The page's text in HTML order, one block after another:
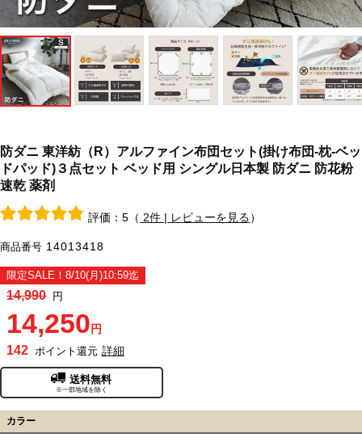
防ダニ 東洋紡（R）アルファイン布団セット(掛け布団-枕-ベッ
ドパッド)３点セット ベッド用 シングル日本製 防ダニ 防花粉
速乾 薬剤
評価：5（ 2件 | レビューを見る）
商品番号 14013418
限定SALE！8/10(月)10:59迄
14,990 円
14,250 円
142 ポイント還元 詳細
送料無料
※一部地域を除く
カラー